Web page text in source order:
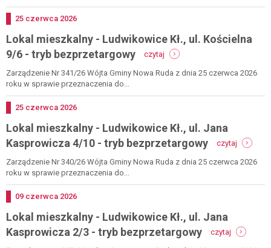
63/8
przetarg
7
Dodano
25 czerwca 2026
Lokal mieszkalny - Ludwikowice Kł., ul. Kościelna
9/6 - tryb bezprzetargowy
czytaj
lokal
mieszkalny
kościelna
-
tryb
Zarządzenie Nr 341/26 Wójta Gminy Nowa Ruda z dnia 25 czerwca 2026
roku w sprawie przeznaczenia do...
Dodano
25 czerwca 2026
Lokal mieszkalny - Ludwikowice Kł., ul. Jana
Kasprowicza 4/10 - tryb bezprzetargowy
czytaj
lokal
4/10
Zarządzenie Nr 340/26 Wójta Gminy Nowa Ruda z dnia 25 czerwca 2026
roku w sprawie przeznaczenia do...
Dodano
09 czerwca 2026
Lokal mieszkalny - Ludwikowice Kł., ul. Jana
Kasprowicza 2/3 - tryb bezprzetargowy
czytaj
lokal